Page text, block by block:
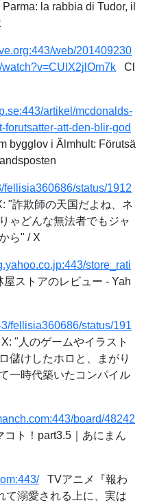
la rabbia di Tudor, il
web/201409230
Cl
artikel/mcdonalds-
att-den-blir-god
bygglov i Älmhult: Förutsä
fellisia360686/status/1912
"詐欺師の天国だよね、ネ
ゃどんな無法者でもジャ
ら" / X
store_rati
ストアのレビュー - Yah
fellisia360686/status/191
"人のゲームやイラスト
儲けしたホロと、まがり
一時代築いたコンパイル
board/48242
ト！part3.5｜あにまん
TVアニメ『報わ
て溺愛される上に、実は